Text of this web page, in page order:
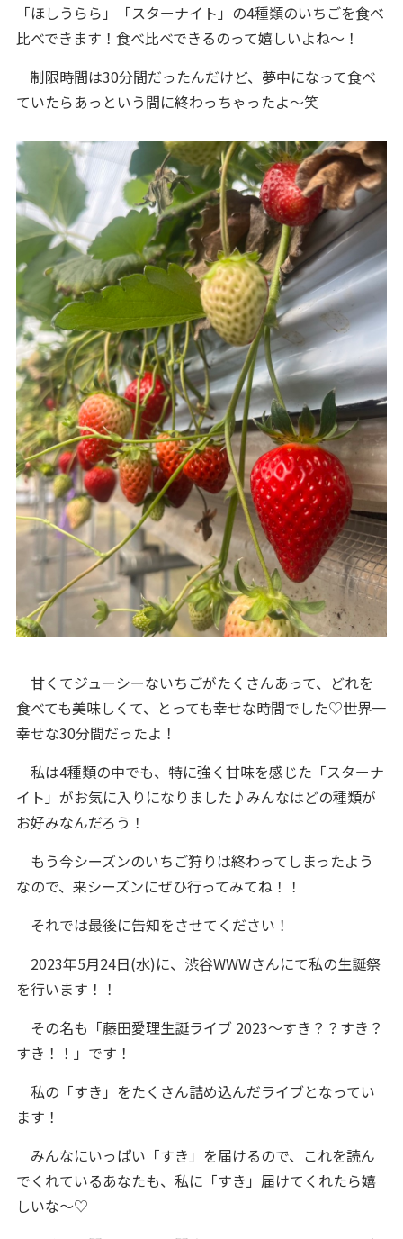
「ほしうらら」「スターナイト」の4種類のいちごを食べ
比べできます！食べ比べできるのって嬉しいよね～！
制限時間は30分間だったんだけど、夢中になって食べ
ていたらあっという間に終わっちゃったよ～笑
甘くてジューシーないちごがたくさんあって、どれを
食べても美味しくて、とっても幸せな時間でした♡世界一
幸せな30分間だったよ！
私は4種類の中でも、特に強く甘味を感じた「スターナ
イト」がお気に入りになりました♪みんなはどの種類が
お好みなんだろう！
もう今シーズンのいちご狩りは終わってしまったよう
なので、来シーズンにぜひ行ってみてね！！
それでは最後に告知をさせてください！
2023年5月24日(水)に、渋谷WWWさんにて私の生誕祭
を行います！！
その名も「藤田愛理生誕ライブ 2023〜すき？？すき？
すき！！」です！
私の「すき」をたくさん詰め込んだライブとなってい
ます！
みんなにいっぱい「すき」を届けるので、これを読ん
でくれているあなたも、私に「すき」届けてくれたら嬉
しいな～♡